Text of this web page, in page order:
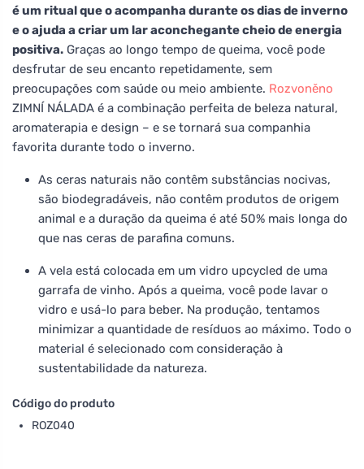
é um ritual que o acompanha durante os dias de inverno
e o ajuda a criar um lar aconchegante cheio de energia
positiva. Graças ao longo tempo de queima, você pode
desfrutar de seu encanto repetidamente, sem
preocupações com saúde ou meio ambiente. Rozvoněno
ZIMNÍ NÁLADA é a combinação perfeita de beleza natural,
aromaterapia e design – e se tornará sua companhia
favorita durante todo o inverno.
As ceras naturais não contêm substâncias nocivas,
são biodegradáveis, não contêm produtos de origem
animal e a duração da queima é até 50% mais longa do
que nas ceras de parafina comuns.
A vela está colocada em um vidro upcycled de uma
garrafa de vinho. Após a queima, você pode lavar o
vidro e usá-lo para beber. Na produção, tentamos
minimizar a quantidade de resíduos ao máximo. Todo o
material é selecionado com consideração à
sustentabilidade da natureza.
Código do produto
ROZ040